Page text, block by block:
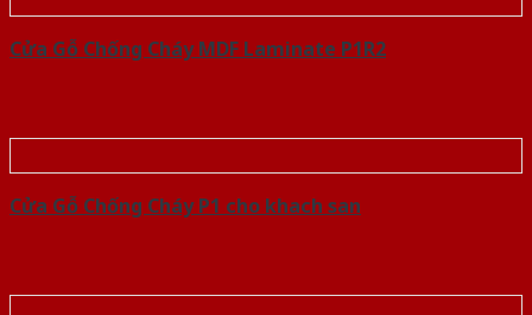
Cửa Gỗ Chống Cháy MDF Laminate P1R2
Cửa Gỗ Chống Cháy P1 cho khach san